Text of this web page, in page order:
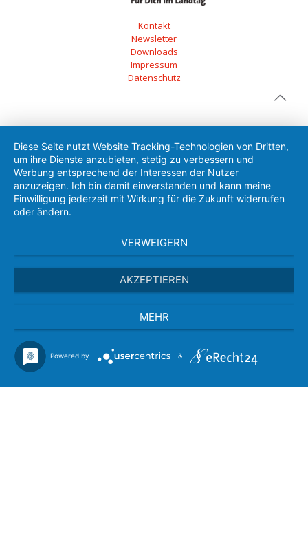
Kontakt
Newsletter
Downloads
Impressum
Datenschutz
Diese Seite nutzt Website Tracking-Technologien von Dritten,
um ihre Dienste anzubieten, stetig zu verbessern und
Werbung entsprechend der Interessen der Nutzer
anzuzeigen. Ich bin damit einverstanden und kann meine
Einwilligung jederzeit mit Wirkung für die Zukunft widerrufen
oder ändern.
VERWEIGERN
AKZEPTIEREN
MEHR
Powered by &